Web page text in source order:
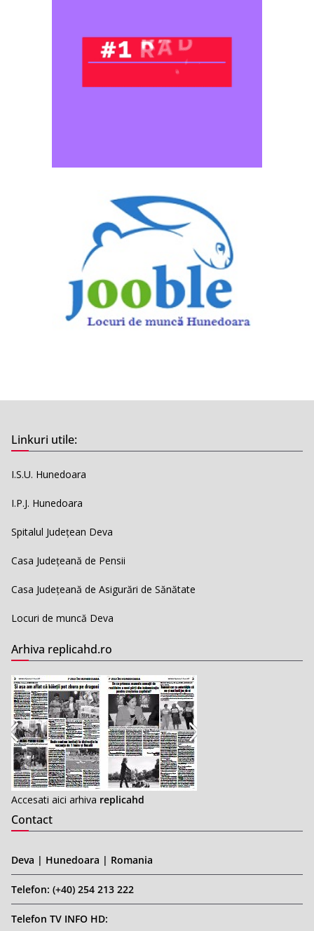
Linkuri utile:
I.S.U. Hunedoara
I.P.J. Hunedoara
Spitalul Județean Deva
Casa Județeană de Pensii
Casa Județeană de Asigurări de Sănătate
Locuri de muncă Deva
Arhiva replicahd.ro
Accesati aici arhiva replicahd
Contact
Deva | Hunedoara | Romania
Telefon: (+40) 254 213 222
Telefon TV INFO HD: